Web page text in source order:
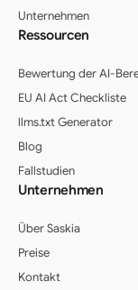
Unternehmen
Ressourcen
Bewertung der AI-
EU AI Act Checkliste
llms.txt Generator
Blog
Fallstudien
Unternehmen
Über Saskia
Preise
Kontakt